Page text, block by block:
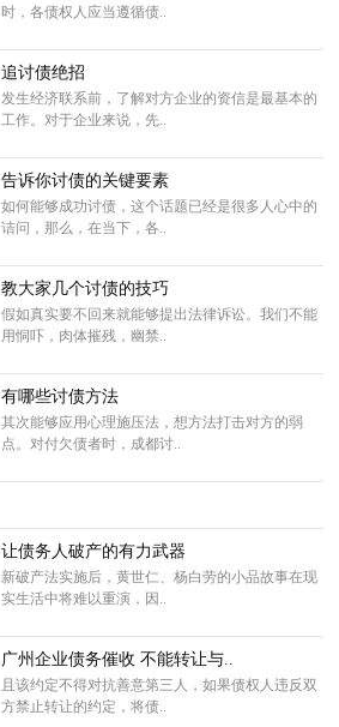
时，各债权人应当遵循债..
追讨债绝招
发生经济联系前，了解对方企业的资信是最基本的
工作。对于企业来说，先..
告诉你讨债的关键要素
如何能够成功讨债，这个话题已经是很多人心中的
诘问，那么，在当下，各..
教大家几个讨债的技巧
假如真实要不回来就能够提出法律诉讼。我们不能
用恫吓，肉体摧残，幽禁..
有哪些讨债方法
其次能够应用心理施压法，想方法打击对方的弱
点。对付欠债者时，成都讨..
让债务人破产的有力武器
新破产法实施后，黄世仁、杨白劳的小品故事在现
实生活中将难以重演，因..
广州企业债务催收 不能转让与..
且该约定不得对抗善意第三人，如果债权人违反双
方禁止转让的约定，将债..